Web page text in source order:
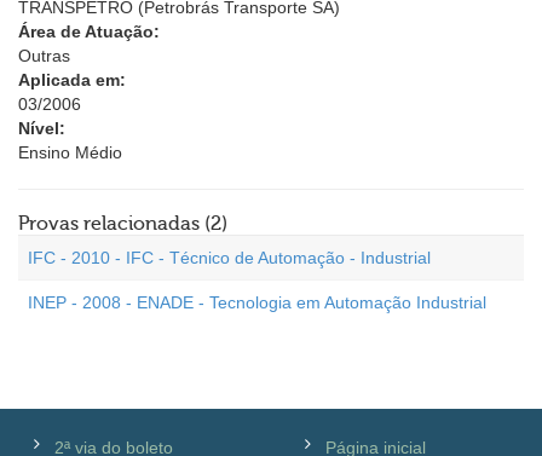
TRANSPETRO (Petrobrás Transporte SA)
Área de Atuação:
Outras
Aplicada em:
03/2006
Nível:
Ensino Médio
Provas relacionadas (2)
IFC - 2010 - IFC - Técnico de Automação - Industrial
INEP - 2008 - ENADE - Tecnologia em Automação Industrial
2ª via do boleto Página inicial